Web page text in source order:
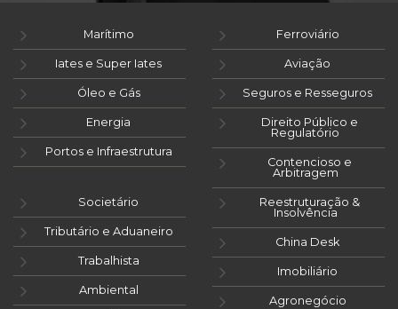
Marítimo
Iates e Super Iates
Óleo e Gás
Energia
Portos e Infraestrutura
Ferroviário
Aviação
Seguros e Resseguros
Direito Público e
Regulatório
Contencioso e
Arbitragem
Societário
Tributário e Aduaneiro
Trabalhista
Ambiental
Reestruturação &
Insolvência
China Desk
Imobiliário
Agronegócio